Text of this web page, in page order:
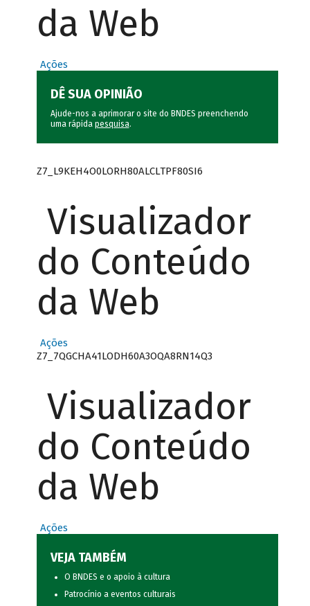
da Web
Ações
DÊ SUA OPINIÃO
Ajude-nos a aprimorar o site do BNDES preenchendo
uma rápida pesquisa.
Z7_L9KEH4O0LORH80ALCLTPF80SI6
Visualizador
do Conteúdo
da Web
Ações
Z7_7QGCHA41LODH60A3OQA8RN14Q3
Visualizador
do Conteúdo
da Web
Ações
VEJA TAMBÉM
O BNDES e o apoio à cultura
Patrocínio a eventos culturais